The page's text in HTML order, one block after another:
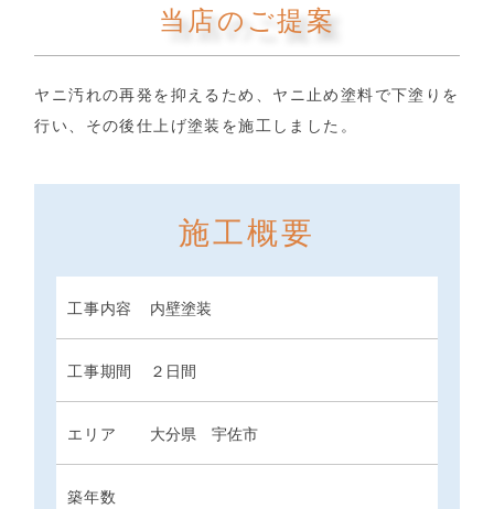
当店のご提案
ヤニ汚れの再発を抑えるため、ヤニ止め塗料で下塗りを
行い、その後仕上げ塗装を施工しました。
施工概要
工事内容 内壁塗装
工事期間 ２日間
エリア 大分県 宇佐市
築年数